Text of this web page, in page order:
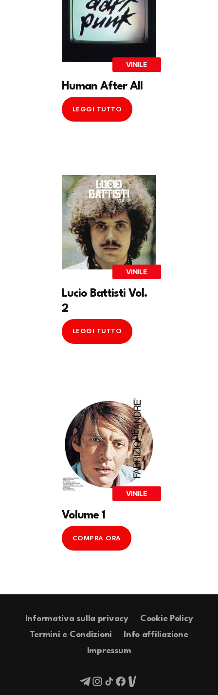
VINILE
Human After All
LEGGI TUTTO
VINILE
Lucio Battisti Vol.
2
LEGGI TUTTO
VINILE
Volume 1
COMPRA ORA
Informativa sulla privacy
Cookie Policy
Termini e Condizioni
Info affiliazione
Impressum